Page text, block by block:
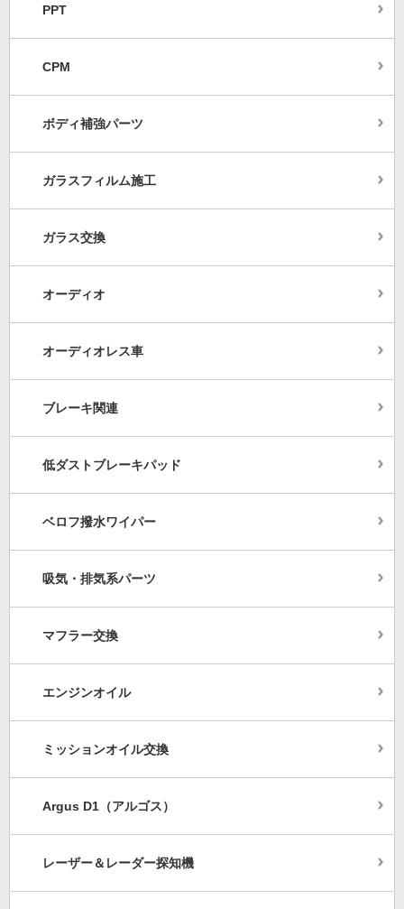
PPT
CPM
ボディ補強パーツ
ガラスフィルム施工
ガラス交換
オーディオ
オーディオレス車
ブレーキ関連
低ダストブレーキパッド
ベロフ撥水ワイパー
吸気・排気系パーツ
マフラー交換
エンジンオイル
ミッションオイル交換
Argus D1（アルゴス）
レーザー＆レーダー探知機